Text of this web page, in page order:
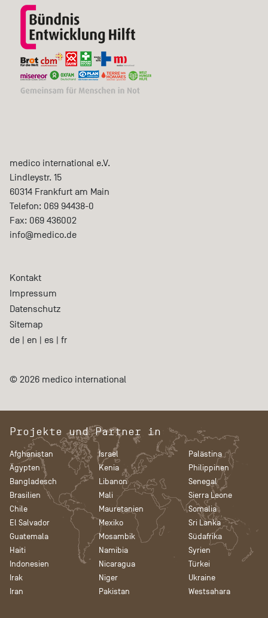
medico international e.V.
Lindleystr. 15
60314 Frankfurt am Main
Telefon: 069 94438-0
Fax: 069 436002
info@medico.de
Kontakt
Impressum
Datenschutz
Sitemap
de | en | es | fr
© 2026 medico international
Projekte und Partner in
Afghanistan
Ägypten
Bangladesch
Brasilien
Chile
El Salvador
Guatemala
Haiti
Indonesien
Irak
Iran
Israel
Kenia
Libanon
Mali
Mauretanien
Mexiko
Mosambik
Namibia
Nicaragua
Niger
Pakistan
Palästina
Philippinen
Senegal
Sierra Leone
Somalia
Sri Lanka
Südafrika
Syrien
Türkei
Ukraine
Westsahara